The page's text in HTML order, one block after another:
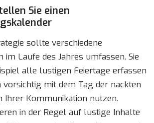
Sie einen
sollte verschiedene
im Laufe des Jahres umfassen. Sie
alle lustigen Feiertage erfassen
vorsichtig mit dem Tag der nackten
Ihrer Kommunikation nutzen.
in der Regel auf lustige Inhalte